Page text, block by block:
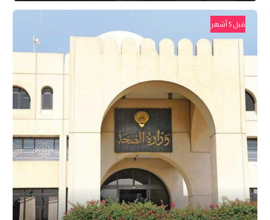
قبل 5 أشهر